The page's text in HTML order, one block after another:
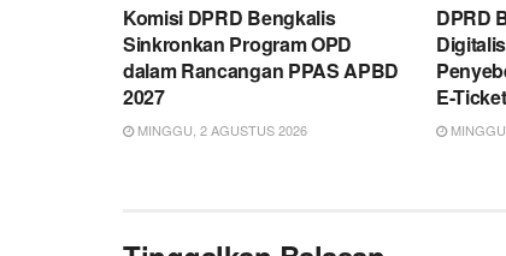
Komisi DPRD Bengkalis
Sinkronkan Program OPD
dalam Rancangan PPAS APBD
2027
MINGGU, 2 AGUSTUS 2026
DPRD
E-